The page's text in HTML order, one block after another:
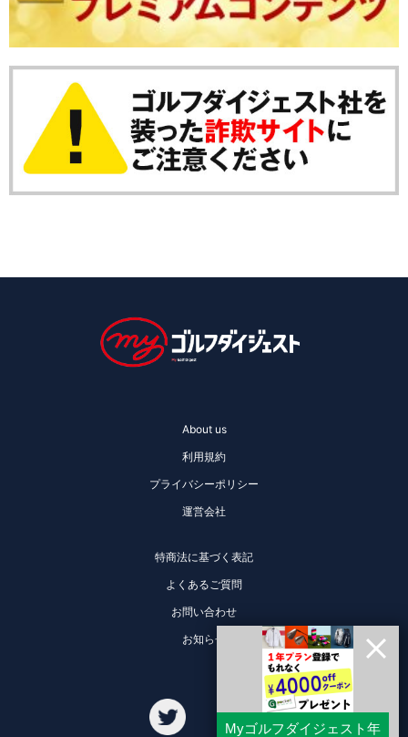
About us
利用規約
プライバシーポリシー
運営会社
特商法に基づく表記
よくあるご質問
お問い合わせ
お知らせ